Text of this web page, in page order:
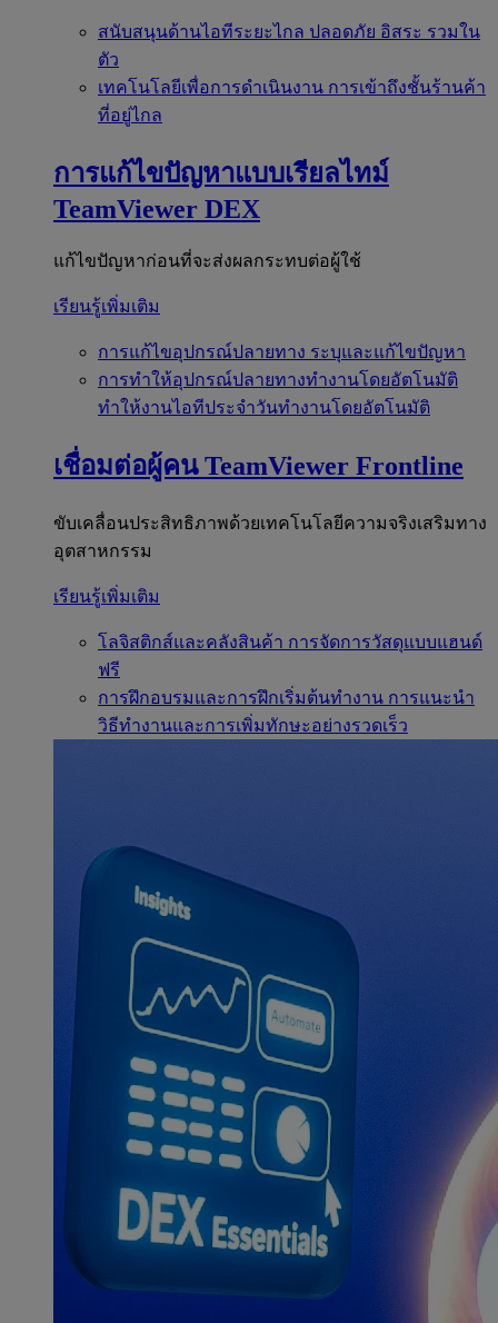
สนับสนุนด้านไอทีระยะไกล ปลอดภัย อิสระ รวมใน
ตัว
เทคโนโลยีเพื่อการดำเนินงาน การเข้าถึงชั้นร้านค้า
ที่อยู่ไกล
การแก้ไขปัญหาแบบเรียลไทม์
TeamViewer DEX
แก้ไขปัญหาก่อนที่จะส่งผลกระทบต่อผู้ใช้
เรียนรู้เพิ่มเติม
การแก้ไขอุปกรณ์ปลายทาง ระบุและแก้ไขปัญหา
การทำให้อุปกรณ์ปลายทางทำงานโดยอัตโนมัติ
ทำให้งานไอทีประจำวันทำงานโดยอัตโนมัติ
เชื่อมต่อผู้คน TeamViewer Frontline
ขับเคลื่อนประสิทธิภาพด้วยเทคโนโลยีความจริงเสริมทาง
อุตสาหกรรม
เรียนรู้เพิ่มเติม
โลจิสติกส์และคลังสินค้า การจัดการวัสดุแบบแฮนด์
ฟรี
การฝึกอบรมและการฝึกเริ่มต้นทำงาน การแนะนำ
วิธีทำงานและการเพิ่มทักษะอย่างรวดเร็ว